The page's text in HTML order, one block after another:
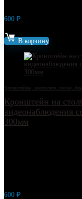
600 ₽
В корзину
Кронштейны, крепления, полки,
Кронштейн на
видеонаблюдения
300мм
600 ₽